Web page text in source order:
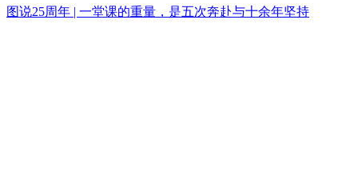
图说25周年 | 一堂课的重量，是五次奔赴与十余年坚持